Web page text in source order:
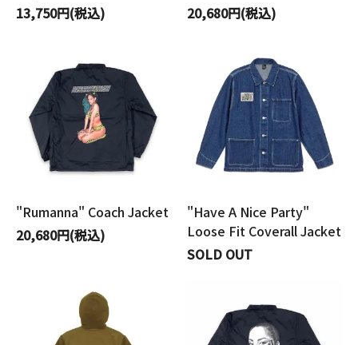
13,750円(税込)
20,680円(税込)
"Rumanna" Coach Jacket
20,680円(税込)
"Have A Nice Party"
Loose Fit Coverall Jacket
SOLD OUT